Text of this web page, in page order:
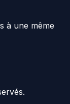
à une même